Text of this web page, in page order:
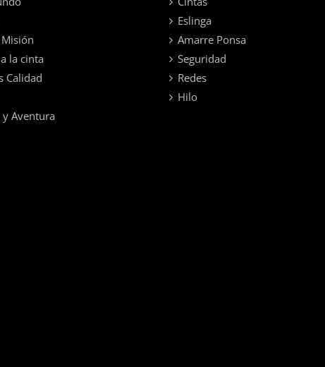
la cinta
Calidad
Aventura
Eslinga
Amarre Ponsa
Seguridad
Redes
Hilo